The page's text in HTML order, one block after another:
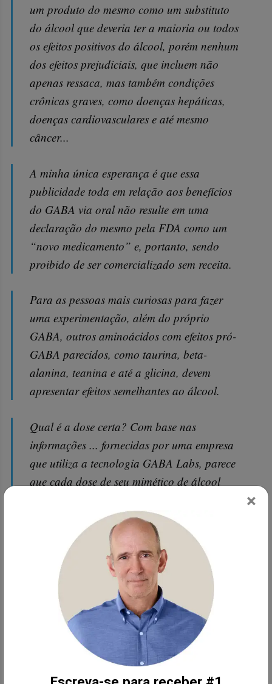
um produto do mesmo como um substituto
do álcool que deveria ter a maioria ou todos
os efeitos positivos do álcool, porém nenhum
dos efeitos prejudiciais, que incluem não
apenas ressaca, mas também condições
crônicas graves, como doenças hepáticas,
doenças cardiovasculares e até mesmo
câncer...
A minha única esperança é que essa
publicidade toda em relação aos benefícios
do GABA via oral não resulte em uma
declaração do mesmo pela FDA como um
“novo medicamento” e, portanto, sendo
proibido de ser comercializado sem receita.
Para as pessoas mais curiosas para fazer
uma experimentação, além do próprio
GABA, outros aminoácidos com efeitos pró-
GABA parecidos, como taurina, beta-
alanina, teanina e até a glicina, devem
apresentar efeitos semelhantes ao álcool.
Qual é a dose certa? Com base nas
informações ... fornecidas por uma empresa
que utiliza a tecnologia GABA Labs, parece
que cada dose de seu mimético de álcool
eficácia parecida ao agonismo do GABA nos
diversos aminoácidos, eu experimentaria 1g
de taurina ou beta-alanina a cada dose.
A teanina parece ser mais poderosa e
poderia funcionar melhor em doses não
superiores a 200 mg. Além disso, os
esteróides agonistas do GABA, como a
progesterona e a alopregnanolona, ​​​​também
devem apresentar esses efeitos e a
×